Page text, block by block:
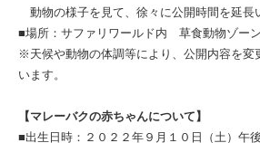
動物の様子を見て、徐々に公開時間を延長
■場所：サファリワールド内 草食動物ゾー
※天候や動物の体調等により、公開内容を変
います。
【マレーバクの赤ちゃんについて】
■出生日時：２０２２年９月１０日（土）午